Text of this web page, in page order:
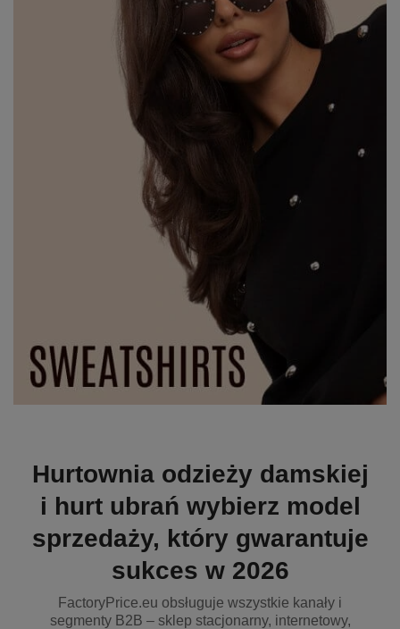
Hurtownia odzieży damskiej
i hurt ubrań wybierz model
sprzedaży, który gwarantuje
sukces w 2026
FactoryPrice.eu obsługuje wszystkie kanały i
segmenty B2B – sklep stacjonarny, internetowy,